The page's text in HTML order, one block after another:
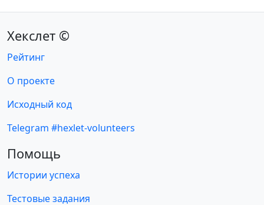
Хекслет ©
Рейтинг
О проекте
Исходный код
Telegram #hexlet-volunteers
Помощь
Истории успеха
Тестовые задания